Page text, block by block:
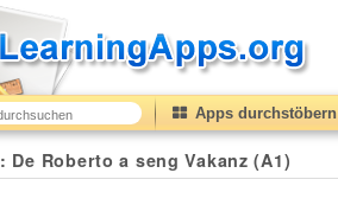
Apps durchstöbern
De Roberto a seng Vakanz (A1)